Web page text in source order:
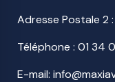
Adresse Postale 2
Téléphone : 01 34
E-mail: